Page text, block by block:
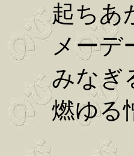
起ちあ
メーデ
みなぎ
燃ゆる憎